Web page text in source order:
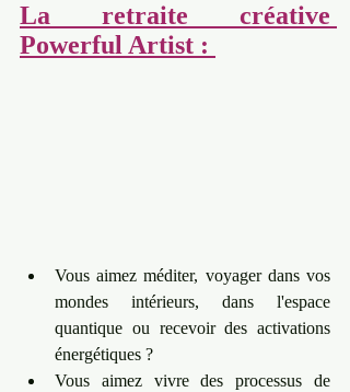
La retraite créative
Powerful Artist :
Vous aimez méditer, voyager dans vos
mondes intérieurs, dans l'espace
quantique ou recevoir des activations
énergétiques ?
Vous aimez vivre des processus de